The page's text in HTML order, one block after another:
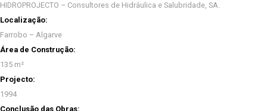
HIDROPROJECTO – Consultores de Hidráulica e Salubridade, SA.
Localização:
Farrobo – Algarve
Área de Construção:
135 m²
Projecto:
1994
Conclusão das Obras: